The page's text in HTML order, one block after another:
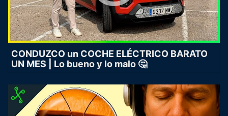
CONDUZCO un COCHE ELÉCTRICO BARATO
UN MES | Lo bueno y lo malo 🤔